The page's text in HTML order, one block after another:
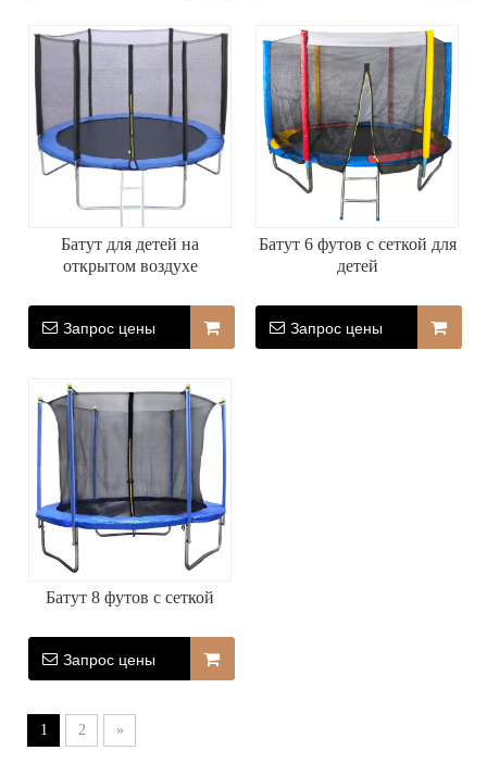
Батут для детей на
открытом воздухе
Запрос цены
Батут 6 футов с сеткой для
детей
Запрос цены
Батут 8 футов с сеткой
Запрос цены
1 2 »